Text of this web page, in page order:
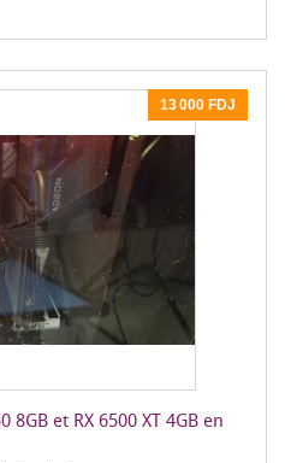
13 000 FDJ
8GB et RX 6500 XT 4GB en